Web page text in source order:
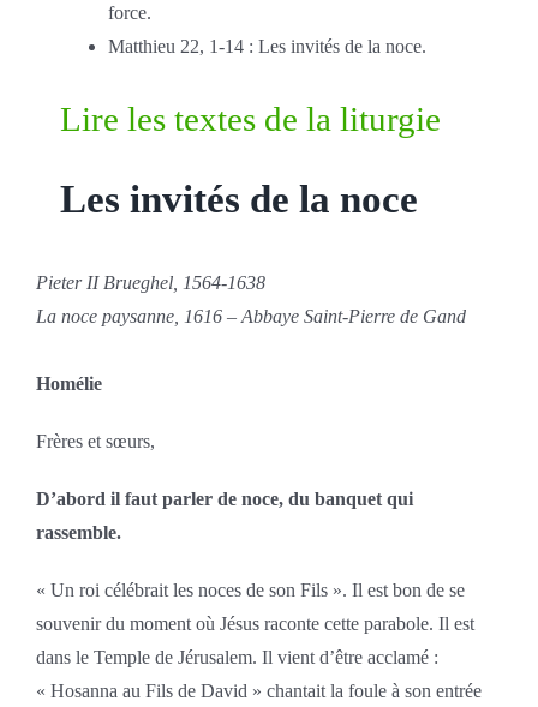
force.
Matthieu 22, 1-14 : Les invités de la noce.
Lire les textes de la liturgie
Les invités de la noce
Pieter II Brueghel, 1564-1638
La noce paysanne, 1616 – Abbaye Saint-Pierre deGand
Homélie
Frères et sœurs,
D’abord il faut parler de noce, du banquet qui
rassemble.
« Un roi célébrait les noces de son Fils ». Il est bon de se
souvenir du moment où Jésus raconte cette parabole. Il est
dans le Temple de Jérusalem. Il vient d’être acclamé :
« Hosanna au Fils de David » chantait la foule à son entrée